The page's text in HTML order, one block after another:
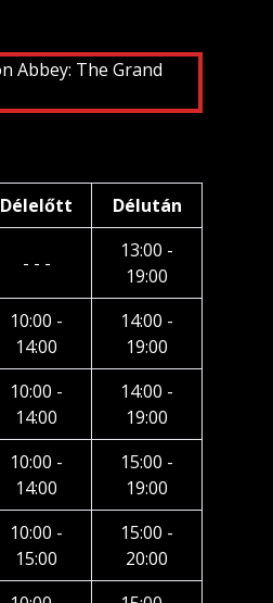
Délelőtt Délután
- - -
13:00 -
19:00
10:00 -
14:00
14:00 -
19:00
10:00 -
14:00
14:00 -
19:00
10:00 -
14:00
15:00 -
19:00
10:00 -
15:00
15:00 -
20:00